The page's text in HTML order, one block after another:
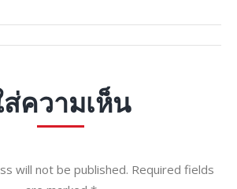
ความเห็น
will not be published. Required fields